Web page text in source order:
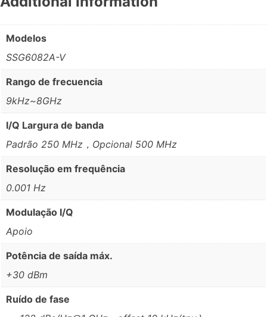
Modelos
SSG6082A-V
Rango de frecuencia
9kHz~8GHz
I/Q Largura de banda
Padrão 250 MHz，Opcional 500 MHz
Resolução em frequência
0.001 Hz
Modulação I/Q
Apoio
Potência de saída máx.
+30 dBm
Ruído de fase